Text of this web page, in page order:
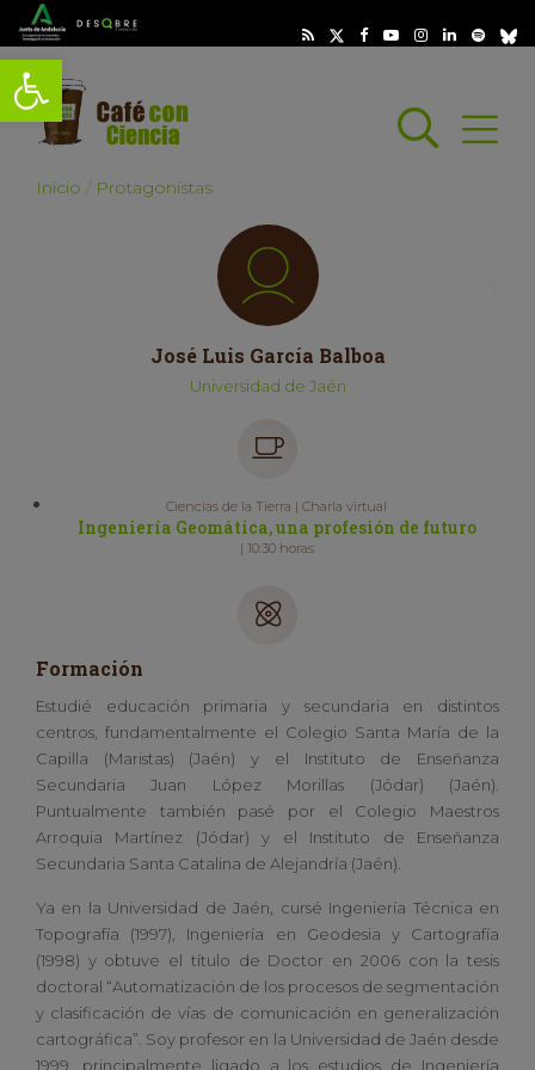
Abrir barra de herramientas
Abrir
Inicio Protagonistas
José Luis García Balboa
Universidad de Jaén
Ciencias de la Tierra | Charla virtual
Ingeniería Geomática, una profesión de futuro
| 10:30 horas
Formación
Estudié educación primaria y secundaria en distintos
centros, fundamentalmente el Colegio Santa María de la
Capilla (Maristas) (Jaén) y el Instituto de Enseñanza
Secundaria Juan López Morillas (Jódar) (Jaén).
Puntualmente también pasé por el Colegio Maestros
Arroquia Martínez (Jódar) y el Instituto de Enseñanza
Secundaria Santa Catalina de Alejandría (Jaén).
Ya en la Universidad de Jaén, cursé Ingeniería Técnica en
Topografía (1997), Ingeniería en Geodesia y Cartografía
(1998) y obtuve el título de Doctor en 2006 con la tesis
doctoral “Automatización de los procesos de segmentación
y clasificación de vías de comunicación en generalización
cartográfica”. Soy profesor en la Universidad de Jaén desde
1999, principalmente ligado a los estudios de Ingeniería